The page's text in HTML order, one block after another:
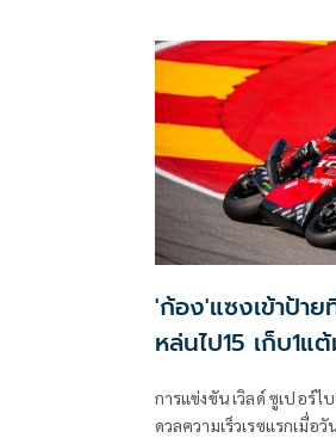
'ก้อง'แซงเข้าป้า
หล่นไป15 เก็บ1แ
การแข่งขัน เวิลด์ ซูเปอร์
ดวลความเร็วเรซแรกเมื่